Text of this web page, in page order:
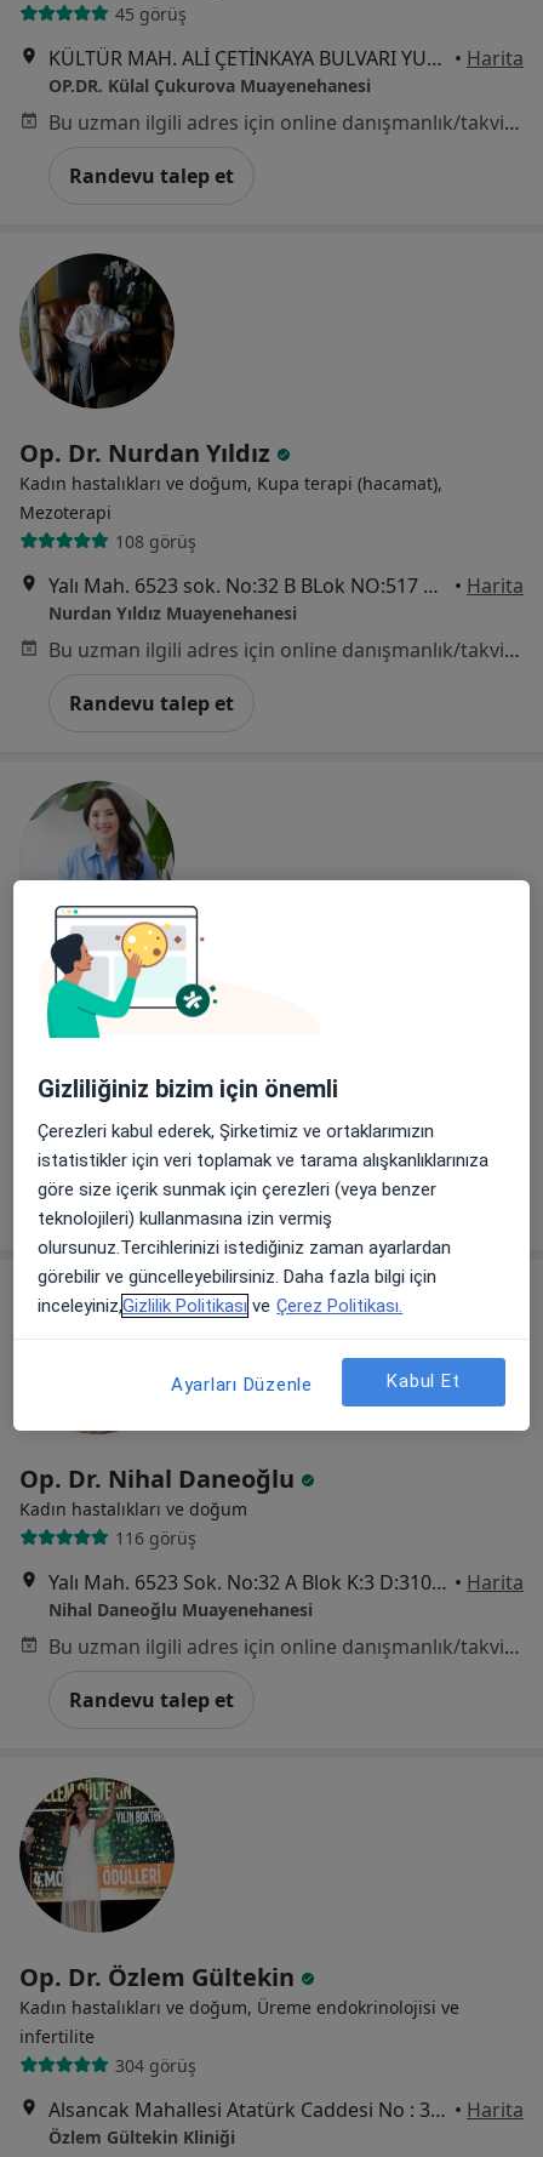
45 görüş
KÜLTÜR MAH. ALİ ÇETİNKAYA BULVARI YUNUS APT. NO:12 KAT:1 DAİRE:2 ALSANCAK, İzmir • Harita
OP.DR. Külal Çukurova Muayenehanesi
Bu uzman ilgili adres için online danışmanlık/takvim sunmuyor.
Randevu talep et
Op. Dr. Nurdan Yıldız
Kadın hastalıkları ve doğum, Kupa terapi (hacamat),
Mezoterapi
108 görüş
Yalı Mah. 6523 sok. No:32 B BLok NO:517 Mavişehir, İzmir • Harita
Nurdan Yıldız Muayenehanesi
Bu uzman ilgili adres için online danışmanlık/takvim sunmuyor.
Randevu talep et
Doç. Dr. Ceren Gölbaşı
Kadın hastalıkları ve doğum
Randevu talep et
Op. Dr. Nihal Daneoğlu
Kadın hastalıkları ve doğum
116 görüş
Yalı Mah. 6523 Sok. No:32 A Blok K:3 D:310 Park Yaşam Mavişehir Ofisleri, Karşıyaka • Harita
Nihal Daneoğlu Muayenehanesi
Bu uzman ilgili adres için online danışmanlık/takvim sunmuyor.
Randevu talep et
Op. Dr. Özlem Gültekin
Kadın hastalıkları ve doğum, Üreme endokrinolojisi ve
i̇nfertilite
304 görüş
Alsancak Mahallesi Atatürk Caddesi No : 384 Berrin Reşat Aksoy Plaza Kat 7 Daire 13 Alsancak, İzmir • Harita
Özlem Gültekin Kliniği
Gizliliğiniz bizim için önemli
Çerezleri kabul ederek, Şirketimiz ve ortaklarımızın
istatistikler için veri toplamak ve tarama alışkanlıklarınıza
göre size içerik sunmak için çerezleri (veya benzer
teknolojileri) kullanmasına izin vermiş
olursunuz.Tercihlerinizi istediğiniz zaman ayarlardan
görebilir ve güncelleyebilirsiniz. Daha fazla bilgi için
inceleyiniz,Gizlilik Politikası ve Çerez Politikası.
Ayarları Düzenle Kabul Et